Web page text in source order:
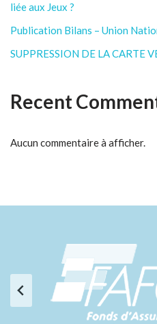
liée aux Jeux ?
Publication Bilans – Union
SUPPRESSION DE LA CARTE
Recent
Aucun commentaire à afficher.